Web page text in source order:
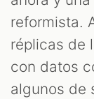
reformista.
réplicas de
con datos
algunos de